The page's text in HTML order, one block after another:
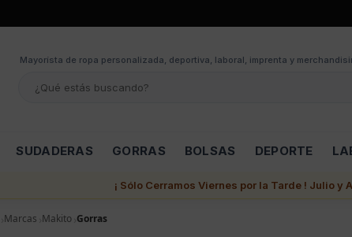
Mayorísta de ropa personalizada, deportiva, laboral, imprenta y
SUDADERAS GORRAS BOLSAS DEPORTE
¡ Sólo Cerramos Viernes por la Tarde ! Julio y
Marcas Makito Gorras